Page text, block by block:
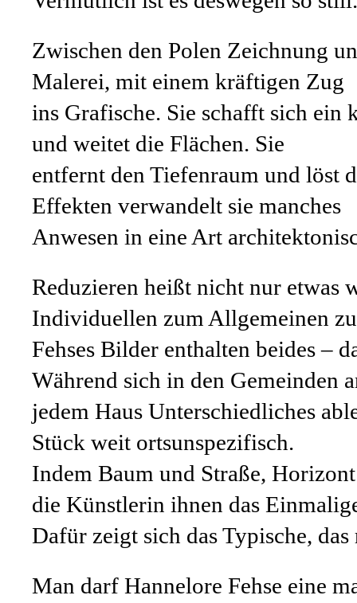
Zwischen den Polen Zeichnung
Malerei, mit einem kräftigen Zug
ins Grafische. Sie schafft sich ein
und weitet die Flächen. Sie
entfernt den Tiefenraum und löst
Effekten verwandelt sie manches
Anwesen in eine Art
Reduzieren heißt nicht nur etwas
Individuellen zum Allgemeinen
Fehses Bilder enthalten beides –
Während sich in den Gemeinden
jedem Haus Unterschiedliches
Stück weit ortsunspezifisch.
Indem Baum und Straße,
die Künstlerin ihnen das
Dafür zeigt sich das Typische,
Man darf Hannelore Fehse eine